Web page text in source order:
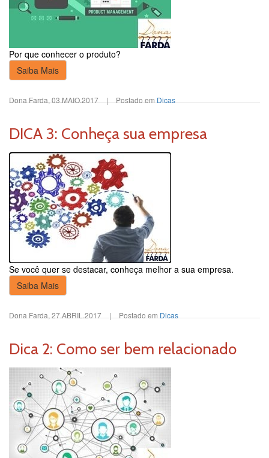
Por que conhecer o produto?
Saiba Mais
Dona Farda, 03.MAIO.2017 | Postado em Dicas
DICA 3: Conheça sua empresa
Se você quer se destacar, conheça melhor a sua empresa.
Saiba Mais
Dona Farda, 27.ABRIL.2017 | Postado em Dicas
Dica 2: Como ser bem relacionado